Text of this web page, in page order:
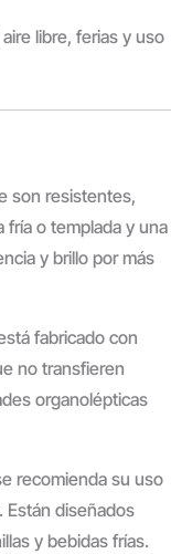
libre, ferias y uso
son resistentes,
fría o templada y una
y brillo por más
fabricado con
no transfieren
organolépticas
recomienda su uso
Están diseñados
y bebidas frías.